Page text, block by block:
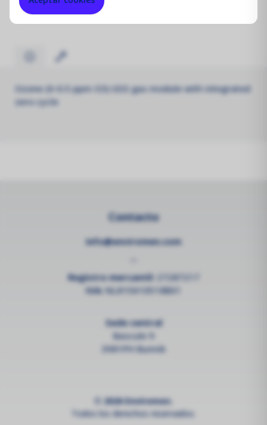
Parameter:
Ozone (0-0.5 ppm O3) GSS gas module with integrated
zero cycle
Contacto
info@enviromen.com
Registro mercantil: 27287217
IVA: NL815610518B01
Sede central
Bascule 9
3981PH Bunnik
© 2026 Enviromen.
Todos los derechos reservados.